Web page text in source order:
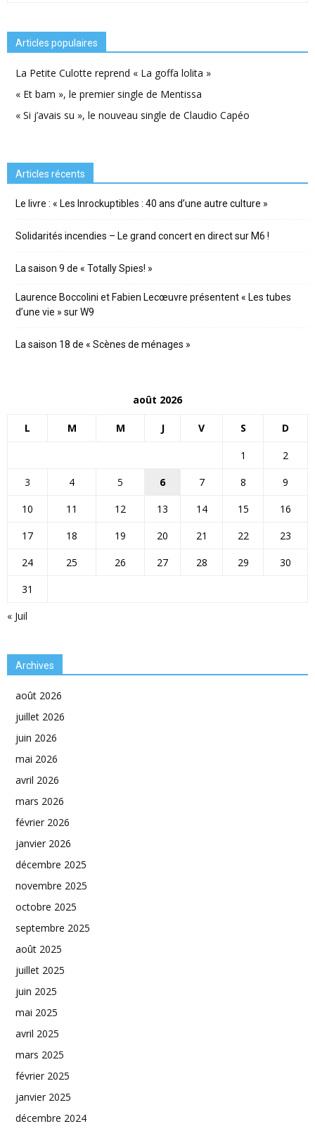
Articles populaires
La Petite Culotte reprend « La goffa lolita »
« Et bam », le premier single de Mentissa
« Si j’avais su », le nouveau single de Claudio Capéo
Articles récents
Le livre : « Les Inrockuptibles : 40 ans d’une autre culture »
Solidarités incendies – Le grand concert en direct sur M6 !
La saison 9 de « Totally Spies! »
Laurence Boccolini et Fabien Lecœuvre présentent « Les tubes
d’une vie » sur W9
La saison 18 de « Scènes de ménages »
août 2026
L M M J V S D
« Juil
1
2
3
4 5 6 7 8
9
10
11 12 13 14 15
16
17
18 19 20 21 22
23
24
25 26 27 28 29
30
31
Archives
août 2026
juillet 2026
juin 2026
mai 2026
avril 2026
mars 2026
février 2026
janvier 2026
décembre 2025
novembre 2025
octobre 2025
septembre 2025
août 2025
juillet 2025
juin 2025
mai 2025
avril 2025
mars 2025
février 2025
janvier 2025
décembre 2024